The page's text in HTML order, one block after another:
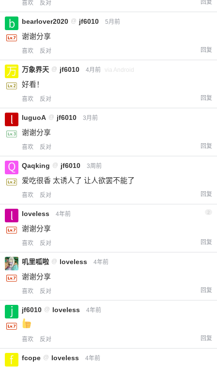
喜欢 反对 回复
bearlover2020 @ jf6010 5月前
谢谢分享
喜欢 反对 回复
万象界天 @ jf6010 4月前 via Android
好看！
喜欢 反对 回复
luguoA @ jf6010 3月前
谢谢分享
喜欢 反对 回复
Qaqking @ jf6010 3周前
爱吃很香 太诱人了 让人欲罢不能了
喜欢 反对 回复
loveless 4年前 2
谢谢分享
喜欢 反对 回复
叽里呱啦 @ loveless 4年前
谢谢分享
喜欢 反对 回复
jf6010 @ loveless 4年前
喜欢 反对 回复
fcope @ loveless 4年前